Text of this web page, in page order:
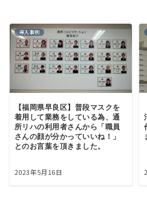
導入事例
【福岡県早良区】普段マスクを
着用して業務をしている為、通
所リハの利用者さんから「職員
さんの顔が分かっていいね！」
とのお言葉を頂きました。
2023年5月16日